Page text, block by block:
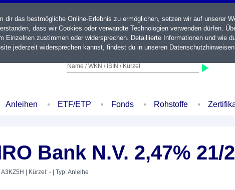
Name / WKN / ISIN / Kürzel
Anleihen ETF/ETP Fonds Rohstoffe
Bank N.V. 2,47% 21/
A3KZ5H | Kürzel: - | Typ: Anleihe
dir das bestmögliche Online-Erlebnis zu ermöglichen, setzen wir auf unserer
dass wir Cookies oder verwandte Technologien verwenden dürfen.
Einzelnen zustimmen oder widersprechen. Detaillierte Informationen und wie
jederzeit widersprechen kannst, findest du in unseren Datenschutzhinweisen